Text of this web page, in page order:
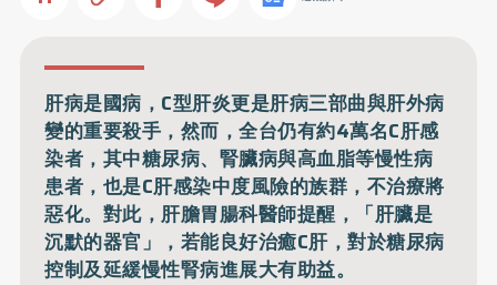
肝病是國病，C型肝炎更是肝病三部曲與肝外病
變的重要殺手，然而，全台仍有約4萬名C肝感
染者，其中糖尿病、腎臟病與高血脂等慢性病
患者，也是C肝感染中度風險的族群，不治療將
惡化。對此，肝膽胃腸科醫師提醒，「肝臟是
沉默的器官」，若能良好治癒C肝，對於糖尿病
控制及延緩慢性腎病進展大有助益。